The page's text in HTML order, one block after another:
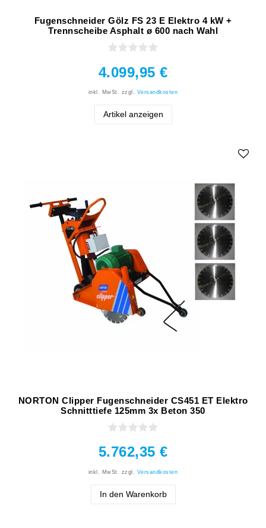
Fugenschneider Gölz FS 23 E Elektro 4 kW +
Trennscheibe Asphalt ø 600 nach Wahl
4.099,95 €
inkl. MwSt. zzgl. Versandkosten
Artikel anzeigen
NORTON Clipper Fugenschneider CS451 ET Elektro
Schnitttiefe 125mm 3x Beton 350
5.762,35 €
inkl. MwSt. zzgl. Versandkosten
In den Warenkorb